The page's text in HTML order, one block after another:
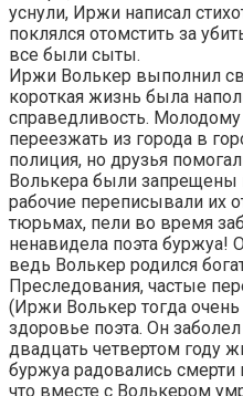
уснули, Иржи написал
поклялся отомстить за
все были сыты.
Иржи Волькер выполнил
короткая жизнь была
справедливость. Молодому
переезжать из города в
полиция, но друзья
Волькера были запрещены
рабочие переписывали их
тюрьмах, пели во время
ненавидела поэта буржуа!
ведь Волькер родился
Преследования, частые
(Иржи Волькер тогда
здоровье поэта. Он
двадцать четвертом году
буржуа радовались смерти
что вместе с Волькером